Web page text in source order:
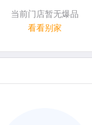
当前门店暂无爆品
看看别家